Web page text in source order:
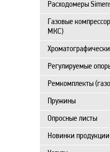
Расходомеры
Газовые
МКС)
Регулируемые
Ремкомплекты
Пружины
Опросные листы
Новинки продукции